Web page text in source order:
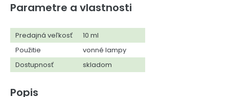
Parametre a vlastnosti
Predajná veľkosť
10 ml
Použitie
vonné lampy
Dostupnosť
skladom
Popis